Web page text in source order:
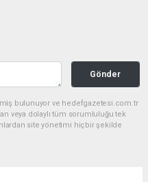
Gönder
bulunuyor ve hedefgazetesi.com.tr
veya dolaylı tüm sorumluluğu tek
site yönetimi hiçbir şekilde